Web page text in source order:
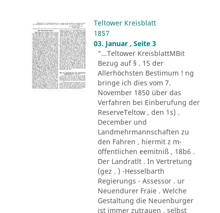
Teltower Kreisblatt
1857
03. Januar , Seite 3
"...Teltower KreisblattMBit
Bezug auf § . 15 der
Allerhöchsten Bestimum ! ng
bringe ich dies vom 7.
November 1850 über das
Verfahren bei Einberufung der
ReserveTeltow , den 1s) .
December und
Landmehrmannschaften zu
den Fahren , hiermit z m-
öffentlichen eemitniß , 18b6 .
Der Landratlt . In Vertretung
(gez . ) -Hesselbarth
Regierungs - Assessor . ur
Neuendurer Fraie . Welche
Gestaltung die Neuenburger
ist immer zutrauen , selbst